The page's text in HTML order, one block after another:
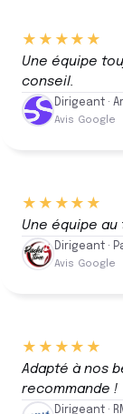
★★★★★
Une équipe
conseil.
Dirigeant ·
Avis Google
★★★★★
Une équipe
Dirigeant ·
Avis Google
★★★★★
Adapté à nos
recommande !
Dirigeant ·